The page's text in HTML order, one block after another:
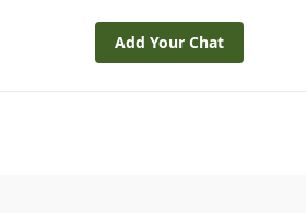
Add Your Chat